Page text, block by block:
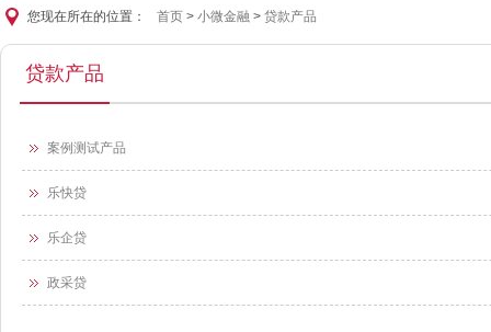
您现在所在的位置： 首页 > 小微金融 > 贷款产品
贷款产品
案例测试产品
乐快贷
乐企贷
政采贷